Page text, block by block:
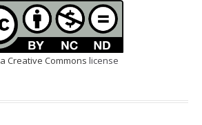
Creative Commons license